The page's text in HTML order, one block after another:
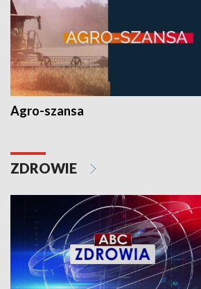
Agro-szansa
ZDROWIE